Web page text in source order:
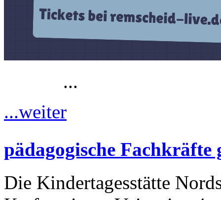
...
...weiter
pädagogische Fachkräfte
Die Kindertagesstätte